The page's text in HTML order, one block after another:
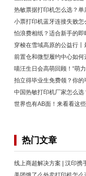
热敏票据打印机怎么选？
小票打印机蓝牙连接失败
怕浪费相纸？适合新手的即
穿梭在雪域高原的公益行丨
前置仓和微型履约中心如何
喵汪生日会高萌回顾！“萌
拍立得毕业生免费领？你的
中国热敏打印机厂家怎么选
世界也有AB面！来看看这
热门文章
线上商超解决方案 | 汉印携